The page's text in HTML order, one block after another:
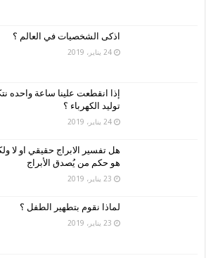
اذكى الشخصيات في العالم ؟
24 يناير، 2019
إذا انقطعت علينا ساعة
توليد الكهرباء ؟
24 يناير، 2019
هل تفسير الابراج حقيقي او لا
هو حكم من يُصدق الأبراج
23 يناير، 2019
لماذا نقوم بتطهير الطفل ؟
23 يناير، 2019